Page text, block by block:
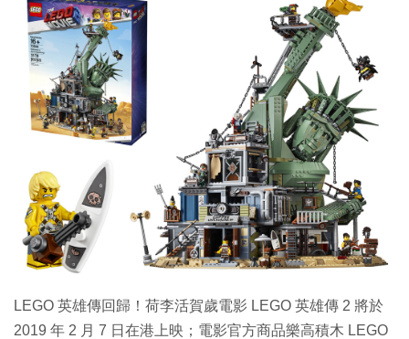
生成式AI與雲端應用
Enterprise Digital Transformation
特集
LEGO 英雄傳回歸！荷李活賀歲電影 LEGO 英雄傳 2 將於
2019 年 2 月 7 日在港上映；電影官方商品樂高積木 LEGO